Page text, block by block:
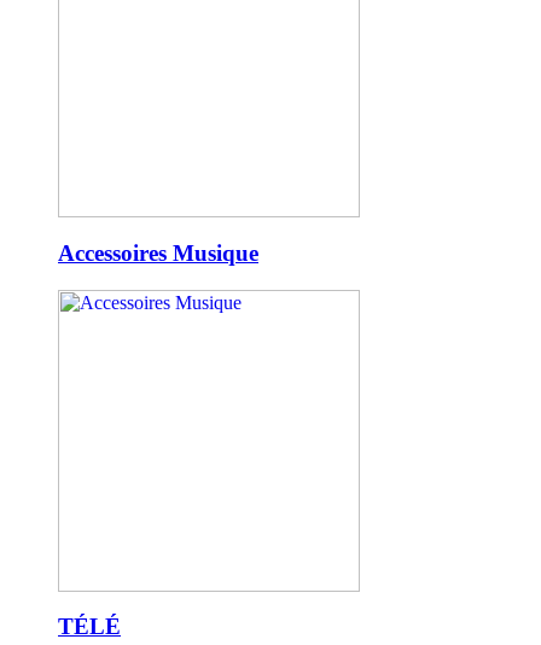
Accessoires Musique
TÉLÉ